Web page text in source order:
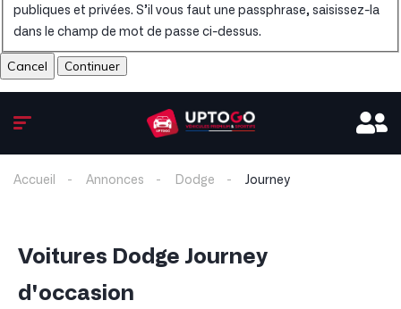
publiques et privées. S’il vous faut une passphrase, saisissez-la
dans le champ de mot de passe ci-dessus.
Cancel
Accueil Annonces Dodge Journey
Voitures Dodge Journey
d'occasion